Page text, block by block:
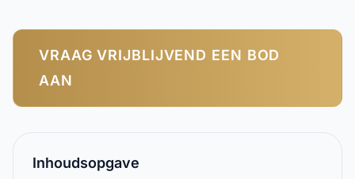
VRAAG VRIJBLIJVEND EEN BOD
AAN
Inhoudsopgave